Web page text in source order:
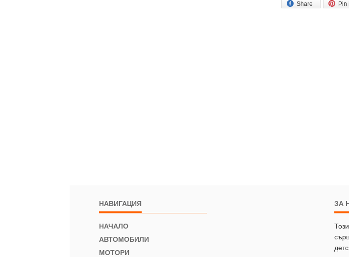
Pin
Share
НАВИГАЦИЯ
НАЧАЛО
АВТОМОБИЛИ
МОТОРИ
ЗА